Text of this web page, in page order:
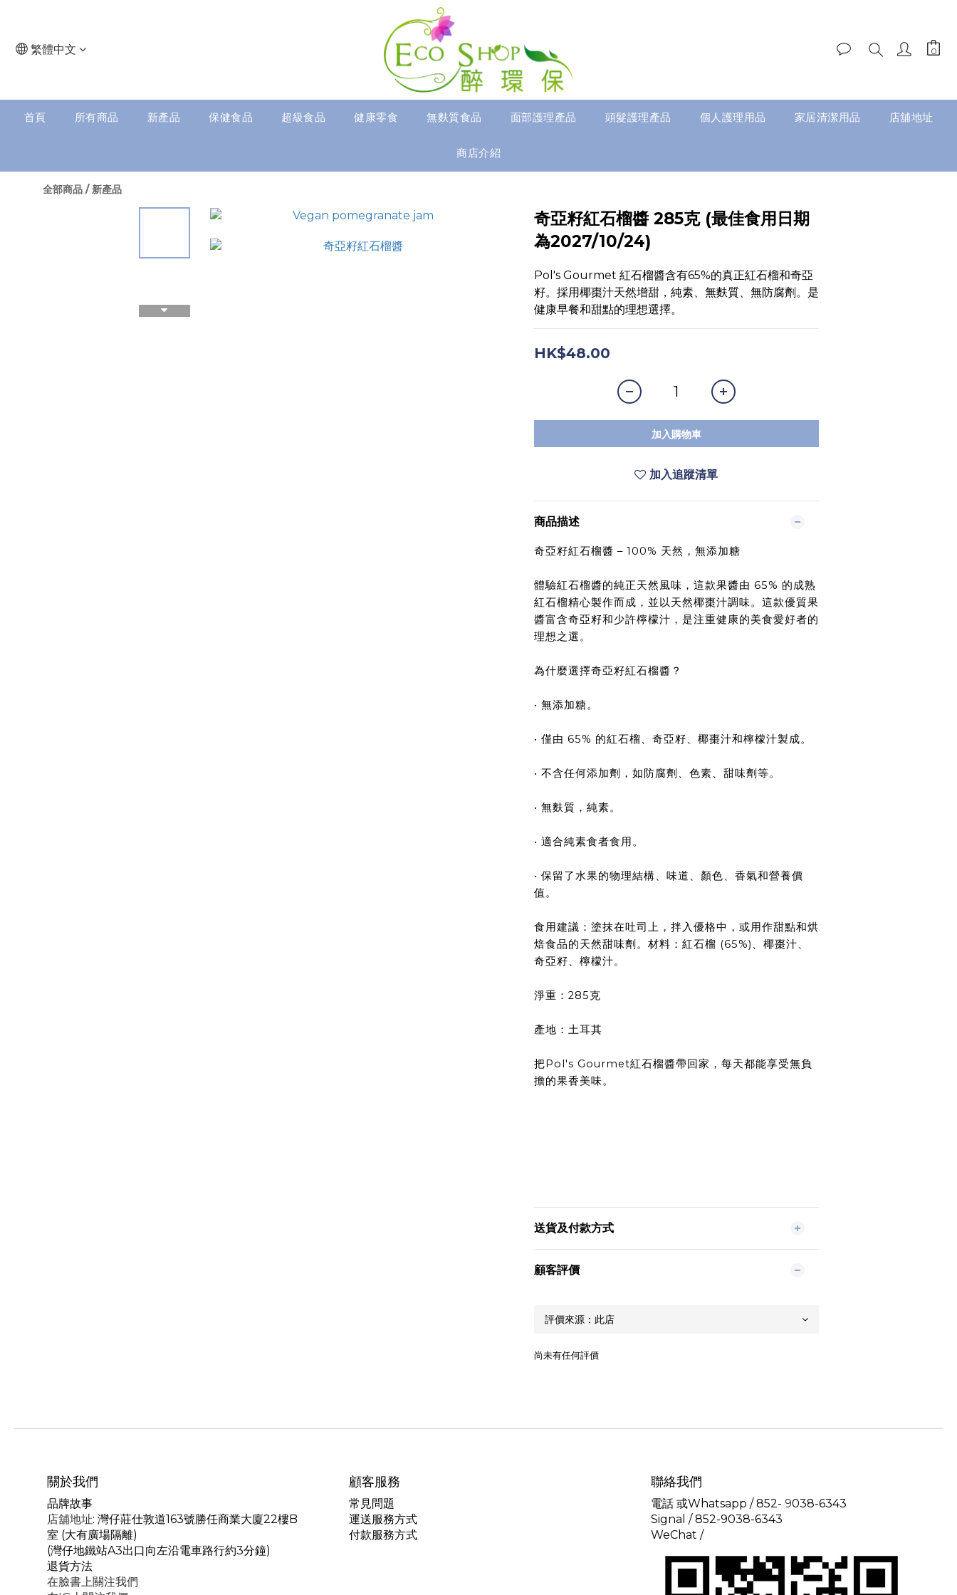
繁體中文
首頁 所有商品 新產品 保健食品 超級食品 健康零食 無麩質食品 面部護理產品 頭髮護理產品 個人護理用品 家居清潔用品 店舖地址
商店介紹
全部商品 /新產品
奇亞籽紅石榴醬 285克 (最佳食用日期
為2027/10/24)
Pol's Gourmet 紅石榴醬含有65%的真正紅石榴和奇亞
籽。採用椰棗汁天然增甜，純素、無麩質、無防腐劑。是
健康早餐和甜點的理想選擇。
HK$48.00
加入購物車
加入追蹤清單
商品描述
奇亞籽紅石榴醬 – 100% 天然，無添加糖
體驗紅石榴醬的純正天然風味，這款果醬由 65% 的成熟
紅石榴精心製作而成，並以天然椰棗汁調味。這款優質果
醬富含奇亞籽和少許檸檬汁，是注重健康的美食愛好者的
理想之選。
為什麼選擇奇亞籽紅石榴醬？
• 無添加糖。
• 僅由 65% 的紅石榴、奇亞籽、椰棗汁和檸檬汁製成。
• 不含任何添加劑，如防腐劑、色素、甜味劑等。
• 無麩質，純素。
• 適合純素食者食用。
• 保留了水果的物理結構、味道、顏色、香氣和營養價
值。
食用建議：塗抹在吐司上，拌入優格中，或用作甜點和烘
焙食品的天然甜味劑。材料：紅石榴 (65%)、椰棗汁、
奇亞籽、檸檬汁。
淨重：285克
產地：土耳其
把Pol's Gourmet紅石榴醬帶回家，每天都能享受無負
擔的果香美味。
送貨及付款方式
顧客評價
尚未有任何評價
關於我們
品牌故事
店舖地址: 灣仔莊仕敦道163號勝任商業大廈22樓B
室 (大有廣場隔離)
(灣仔地鐵站A3出口向左沿電車路行約3分鐘)
退貨方法
在臉書上關注我們
顧客服務
常見問題
運送服務方式
付款服務方式
聯絡我們
電話 或Whatsapp / 852- 9038-6343
Signal /852-9038-6343
WeChat /